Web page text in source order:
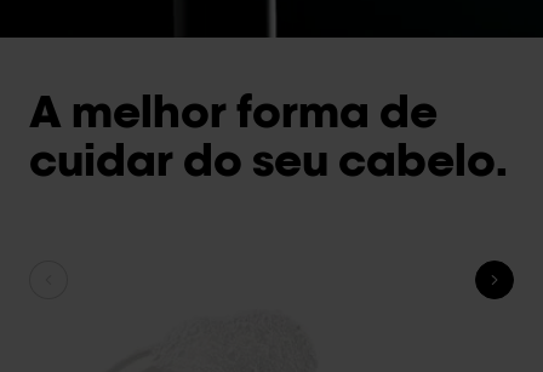
A melhor forma de
cuidar do seu cabelo.